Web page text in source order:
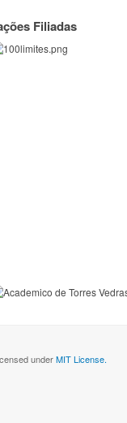
Filiadas
underMIT License.